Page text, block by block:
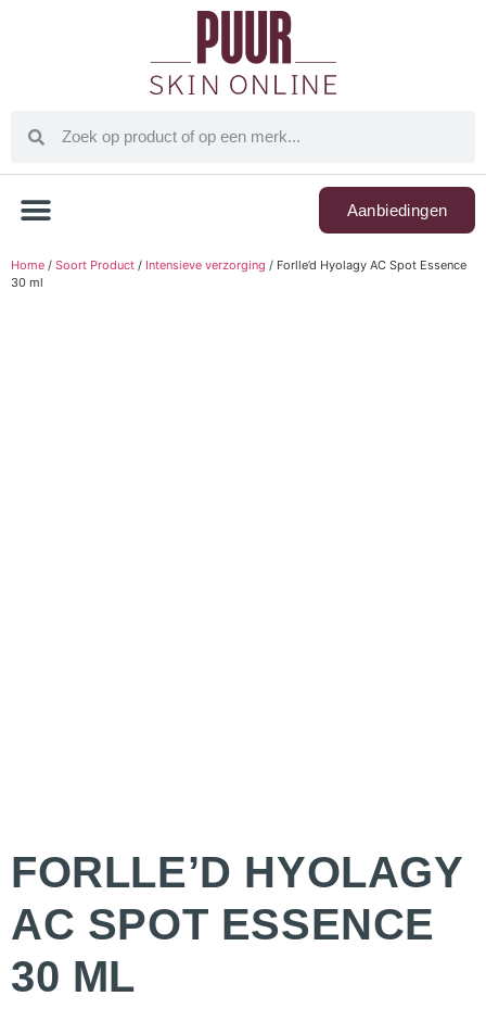
Aanbiedingen
Home / Soort Product / Intensieve verzorging / Forlle’d Hyolagy AC Spot Essence
30 ml
FORLLE’D HYOLAGY
AC SPOT ESSENCE
30 ML